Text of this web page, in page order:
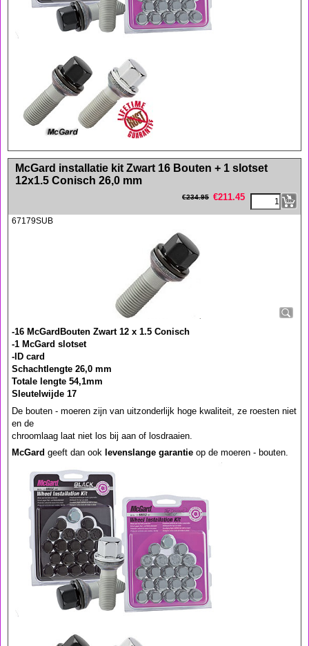
<!-- MakeFullWidth0 --><!-- MakeFullWidth1 --><!-- MakeFullWidth2 --><!-- MakeFullWidth3 --><!-- MakeFullWidth4 --><!-- MakeFullWidth5 --><!-- MakeFullWidth6 --><!-- MakeFullWidth7 --><!-- MakeFullWidth8 --><!-- MakeFullWidth9 --><!-- MakeFullWidth10 --><!-- MakeFullWidth11 --><!-- MakeFullWidth12 --><!-- MakeFullWidth13 --><!-- MakeFullWidth14 --><!-- MakeFullWidth15 --><!-- MakeFullWidth16 --><!-- MakeFullWidth17 --><!-- MakeFullWidth18 --><!-- MakeFullWidth19 -->
McGard installatie kit Zwart 16 Bouten + 1 slotset
12x1.5 Conisch 26,0 mm
€234.95 €211.45
67179SUB
-16 McGardBouten Zwart 12 x 1.5 Conisch
-1 McGard slotset
-ID card
Schachtlengte 26,0 mm
Totale lengte 54,1mm
Sleutelwijde 17
De bouten - moeren zijn van uitzonderlijk hoge kwaliteit, ze roesten niet
en de
chroomlaag laat niet los bij aan of losdraaien.
McGard geeft dan ook levenslange garantie op de moeren - bouten.